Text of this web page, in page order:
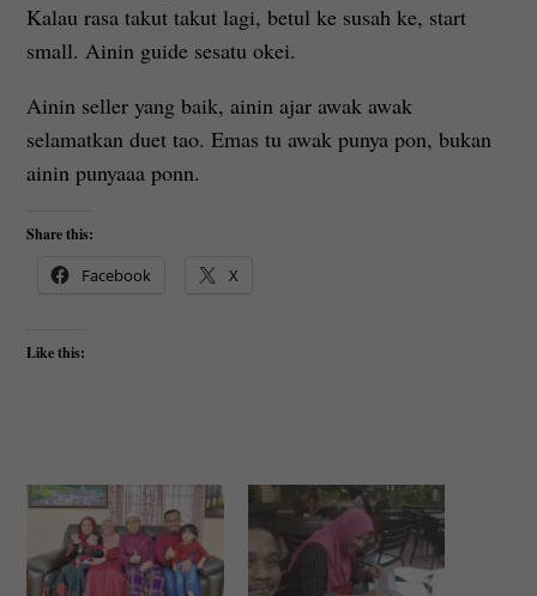
Kalau rasa takut takut lagi, betul ke susah ke, start
small. Ainin guide sesatu okei.
Ainin seller yang baik, ainin ajar awak awak
selamatkan duet tao. Emas tu awak punya pon, bukan
ainin punyaaa ponn.
Share this:
Facebook X
Like this: